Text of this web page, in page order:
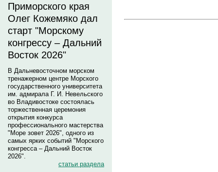
Приморского края
Олег Кожемяко дал
старт "Морскому
конгрессу – Дальний
Восток 2026"
В Дальневосточном морском
тренажерном центре Морского
государственного университета
им. адмирала Г. И. Невельского
во Владивостоке состоялась
торжественная церемония
открытия конкурса
профессионального мастерства
"Море зовет 2026", одного из
самых ярких событий "Морского
конгресса – Дальний Восток
2026".
статьи раздела